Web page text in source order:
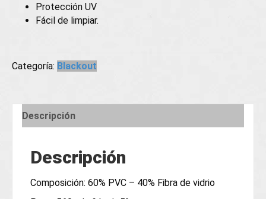
Protección UV
Fácil de limpiar.
Categoría: Blackout
Descripción
Descripción
Composición: 60% PVC – 40% Fibra de vidrio